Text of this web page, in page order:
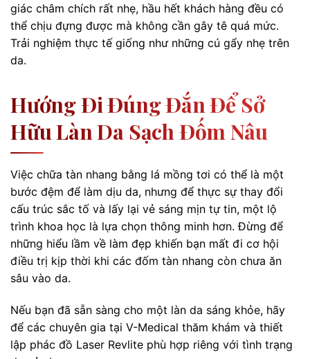
giác châm chích rất nhẹ, hầu hết khách hàng đều có
thể chịu đựng được mà không cần gây tê quá mức.
Trải nghiệm thực tế giống như những cú gẩy nhẹ trên
da.
Hướng Đi Đúng Đắn Để Sở
Hữu Làn Da Sạch Đốm Nâu
Việc chữa tàn nhang bằng lá mồng tơi có thể là một
bước đệm để làm dịu da, nhưng để thực sự thay đổi
cấu trúc sắc tố và lấy lại vẻ sáng mịn tự tin, một lộ
trình khoa học là lựa chọn thông minh hơn. Đừng để
những hiểu lầm về làm đẹp khiến bạn mất đi cơ hội
điều trị kịp thời khi các đốm tàn nhang còn chưa ăn
sâu vào da.
Nếu bạn đã sẵn sàng cho một làn da sáng khỏe, hãy
để các chuyên gia tại V-Medical thăm khám và thiết
lập phác đồ Laser Revlite phù hợp riêng với tình trạng